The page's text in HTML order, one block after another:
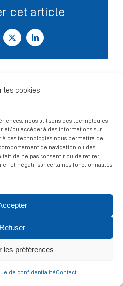
les cookies
nous utilisons des technologies
et/ou accéder à des informations sur
à ces technologies nous permettra de
de navigation ou des
fait de ne pas consentir ou de retirer
effet négatif sur certaines fonctionnalités
Refuser
les préférences
de confidentialitéContact
cet article
X LinkedIn
| All rights reserved
légales